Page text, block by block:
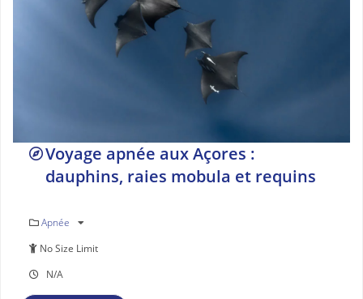
Voyage apnée aux Açores :
dauphins, raies mobula et requins
Apnée
No Size Limit
N/A